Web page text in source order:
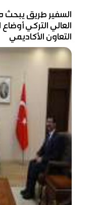
السفير طريق يبحث
العالي التركي أوضاع
التعاون الأكاديمي